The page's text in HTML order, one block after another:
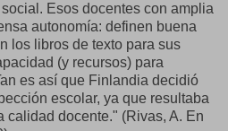
Esos docentes con amplia
autonomía: definen buena
los libros de texto para sus
(y recursos) para
es así que Finlandia decidió
escolar, ya que resultaba
calidad docente." (Rivas, A. En